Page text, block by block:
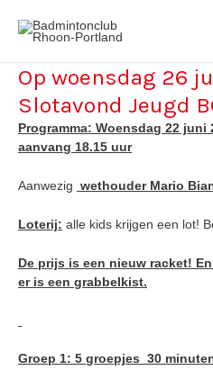
naar
Op woensdag 26
Slotavond Jeugd
Programma: Woensdag 22 juni
aanvang 18.15 uur
Aanwezig wethouder Mario
Loterij: alle kids krijgen een lot!
De prijs is een nieuw racket!
er is een grabbelkist.
Groep 1: 5 groepjes 30
Bericht
navigatie